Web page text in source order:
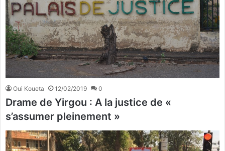
Oui Koueta 12/02/2019 0
Drame de Yirgou : A la justice de «
s’assumer pleinement »